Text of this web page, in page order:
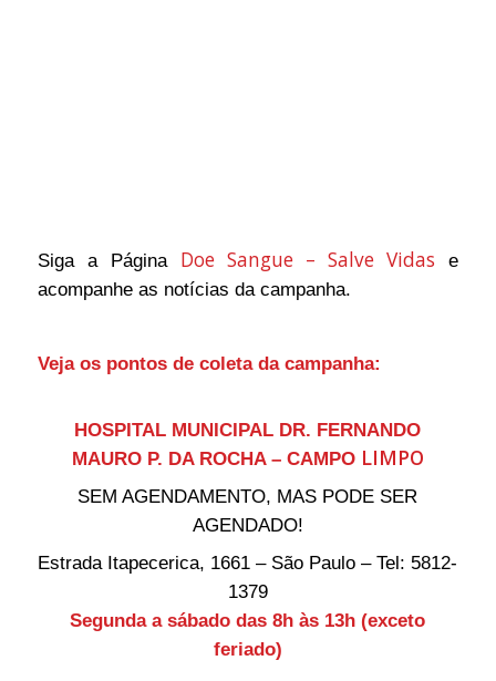
Siga a Página Doe Sangue – Salve Vidas e
acompanhe as notícias da campanha.
Veja os pontos de coleta da campanha:
HOSPITAL MUNICIPAL DR. FERNANDO
MAURO P. DA ROCHA – CAMPO LIMPO
SEM AGENDAMENTO, MAS PODE SER
AGENDADO!
Estrada Itapecerica, 1661 – São Paulo – Tel: 5812-
1379
Segunda a sábado das 8h às 13h (exceto
feriado)